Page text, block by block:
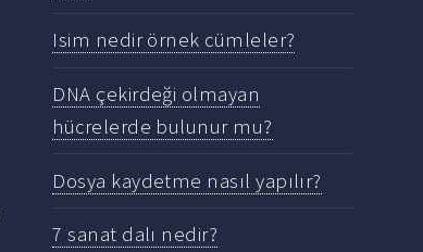
Isim nedir örnek cümleler?
DNA çekirdeği olmayan
hücrelerde bulunur mu?
Dosya kaydetme nasıl yapılır?
7 sanat dalı nedir?